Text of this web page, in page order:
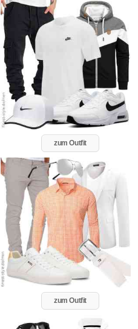
zum Outfit
zum Outfit